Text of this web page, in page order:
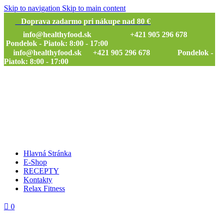
Skip to navigation Skip to main content
Doprava zadarmo pri nákupe nad 80 €
info@healthyfood.sk
+421 905 296 678
Pondelok - Piatok: 8:00 - 17:00
info@healthyfood.sk
+421 905 296 678 Pondelok -
Piatok: 8:00 - 17:00
Hlavná Stránka
E-Shop
RECEPTY
Kontakty
Relax Fitness
0